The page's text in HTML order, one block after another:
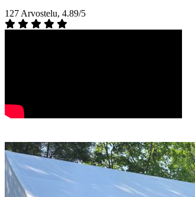
127 Arvostelu, 4.89/5